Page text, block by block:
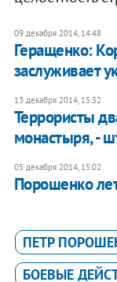
09 декабря 2014, 14:48
Геращенко:
заслуживает
13 декабря 2014, 15:32
Террористы
монастыря, -
05 декабря 2014, 15:02
Порошенко
ПЕТР
БОЕВЫЕ